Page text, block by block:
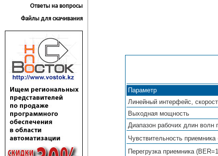
Ответы на вопросы
Файлы для скачивания
Параметр
Линейный интерфейс,
Выходная мощность
Диапазон рабочих длин волн
Чувствительность приемника
Перегрузка приемника